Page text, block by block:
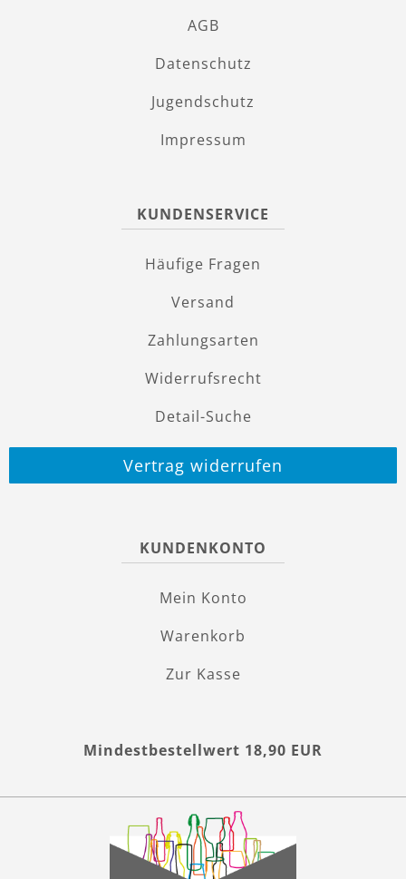
AGB
Datenschutz
Jugendschutz
Impressum
KUNDENSERVICE
Häufige Fragen
Versand
Zahlungsarten
Widerrufsrecht
Detail-Suche
Vertrag widerrufen
KUNDENKONTO
Mein Konto
Warenkorb
Zur Kasse
Mindestbestellwert 18,90 EUR